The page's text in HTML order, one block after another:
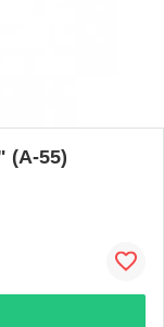
(A-55)